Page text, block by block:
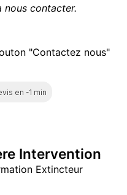
nous contacter.
"Contactez nous"
en -1 min
Intervention
Extincteur